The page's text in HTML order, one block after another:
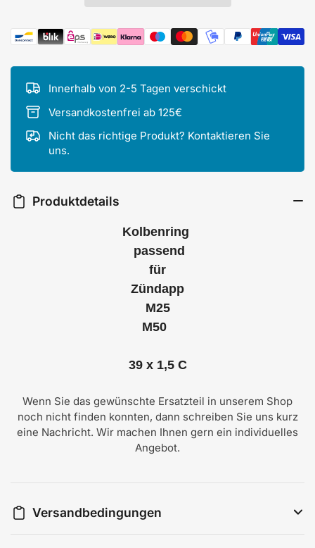
Zahlungsmethoden
Innerhalb von 2-5 Tagen verschickt
Versandkostenfrei ab 125€
Nicht das richtige Produkt? Kontaktieren Sie
uns.
Produktdetails
Kolbenring
passend
für
Zündapp
M25
M50
39 x 1,5 C
Wenn Sie das gewünschte Ersatzteil in unserem Shop
noch nicht finden konnten, dann schreiben Sie uns kurz
eine Nachricht. Wir machen Ihnen gern ein individuelles
Angebot.
Versandbedingungen